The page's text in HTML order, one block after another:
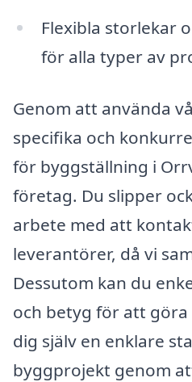
Flexibla storlekar
för alla typer av
Genom att använda
specifika och
för byggställning i
företag. Du slipper
arbete med att
leverantörer, då vi
Dessutom kan du
och betyg för att
dig själv en enklare
byggprojekt genom